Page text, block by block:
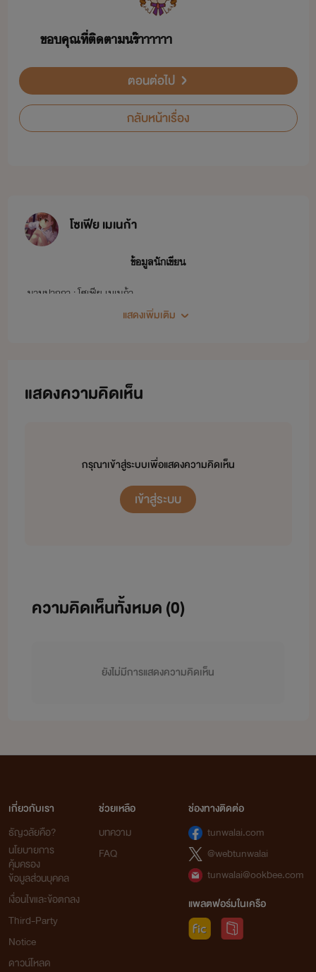
ขคุณ​ที่​ติตา​ร​๊าาาาาา
ตอนต่อไป
กลับหน้าเรื่อง
โซเฟีย เมเนก้า
ข้อมูลนักเขียน
นามปากกา : โซเฟีย เมเนก้า
นิยายที่แต่งทั้งหมดเป็นแนว [18+]
แสดงเพิ่มเติม
แสดงความคิดเห็น
กรุณาเข้าสู่ระบบเพื่อแสดงความคิดเห็น
เข้าสู่ระบบ
ความคิดเห็นทั้งหมด (0)
ยังไม่มีการแสดงความคิดเห็น
เกี่ยวกับเรา
ธัญวลัยคือ?
นโยบายการ
คุ้มครอง
ข้อมูลส่วนบุคคล
เงื่อนไขและข้อตกลง
Third-Party
Notice
ดาวน์โหลด
ช่วยเหลือ
บทความ
FAQ
ช่องทางติดต่อ
tunwalai.com
@webtunwalai
tunwalai@ookbee.com
แพลตฟอร์มในเครือ